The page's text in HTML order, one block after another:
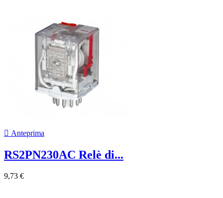
 Anteprima
RS2PN230AC Relè di...
9,73 €